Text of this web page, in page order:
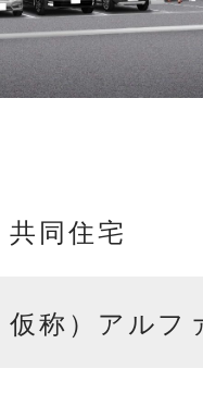
共同住宅
仮称）アル